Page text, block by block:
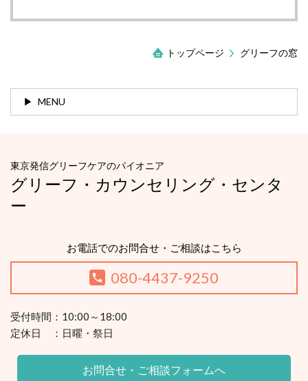
トップページ グリーフの窓
MENU
東京発信グリーフケアのパイオニア
グリーフ・カウンセリング・センタ
ー
お電話でのお問合せ・ご相談はこちら
080-4437-9250
受付時間：10:00～18:00
定休日 ：日曜・祭日
お問合せ・ご相談フォームへ